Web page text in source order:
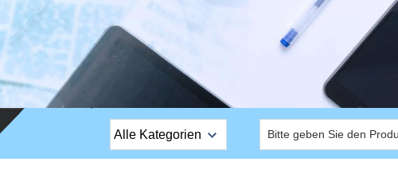
Alle Kategorien